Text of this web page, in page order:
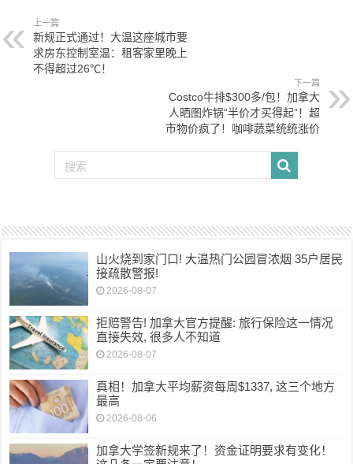
上一篇
新规正式通过！大温这座城市要
求房东控制室温：租客家里晚上
不得超过26℃！
下一篇
Costco牛排$300多/包！加拿大
人晒图炸锅“半价才买得起”！超
市物价疯了！咖啡蔬菜统统涨价
山火烧到家门口! 大温热门公园冒浓烟 35户居民
接疏散警报!
2026-08-07
拒赔警告! 加拿大官方提醒: 旅行保险这一情况
直接失效, 很多人不知道
2026-08-07
真相！加拿大平均薪资每周$1337, 这三个地方
最高
2026-08-06
加拿大学签新规来了！资金证明要求有变化！